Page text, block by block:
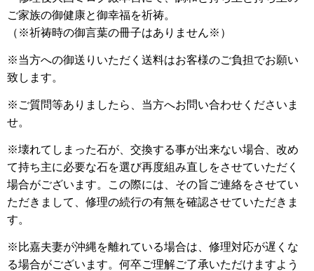
ご家族の御健康と御幸福を祈祷。
（※祈祷時の御言葉の冊子はありません※）
※当方への御送りいただく送料はお客様のご負担でお願い
致します。
※ご質問等ありましたら、当方へお問い合わせくださいま
せ。
※壊れてしまった石が、交換する事が出来ない場合、改め
て持ち主に必要な石を選び再度組み直しをさせていただく
場合がございます。この際には、その旨ご連絡をさせてい
ただきまして、修理の続行の有無を確認させていただきま
す。
※比嘉夫妻が沖縄を離れている場合は、修理対応が遅くな
る場合がございます。何卒ご理解ご了承いただけますよう